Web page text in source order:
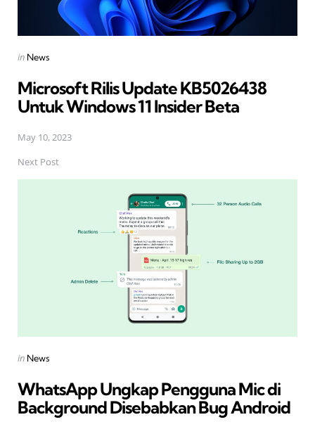
Posted
in News
Microsoft Rilis Update KB5026438
Untuk Windows 11 Insider Beta
May 10, 2023
Next Post
Posted
in News
WhatsApp Ungkap Pengguna Mic di
Background Disebabkan Bug Android